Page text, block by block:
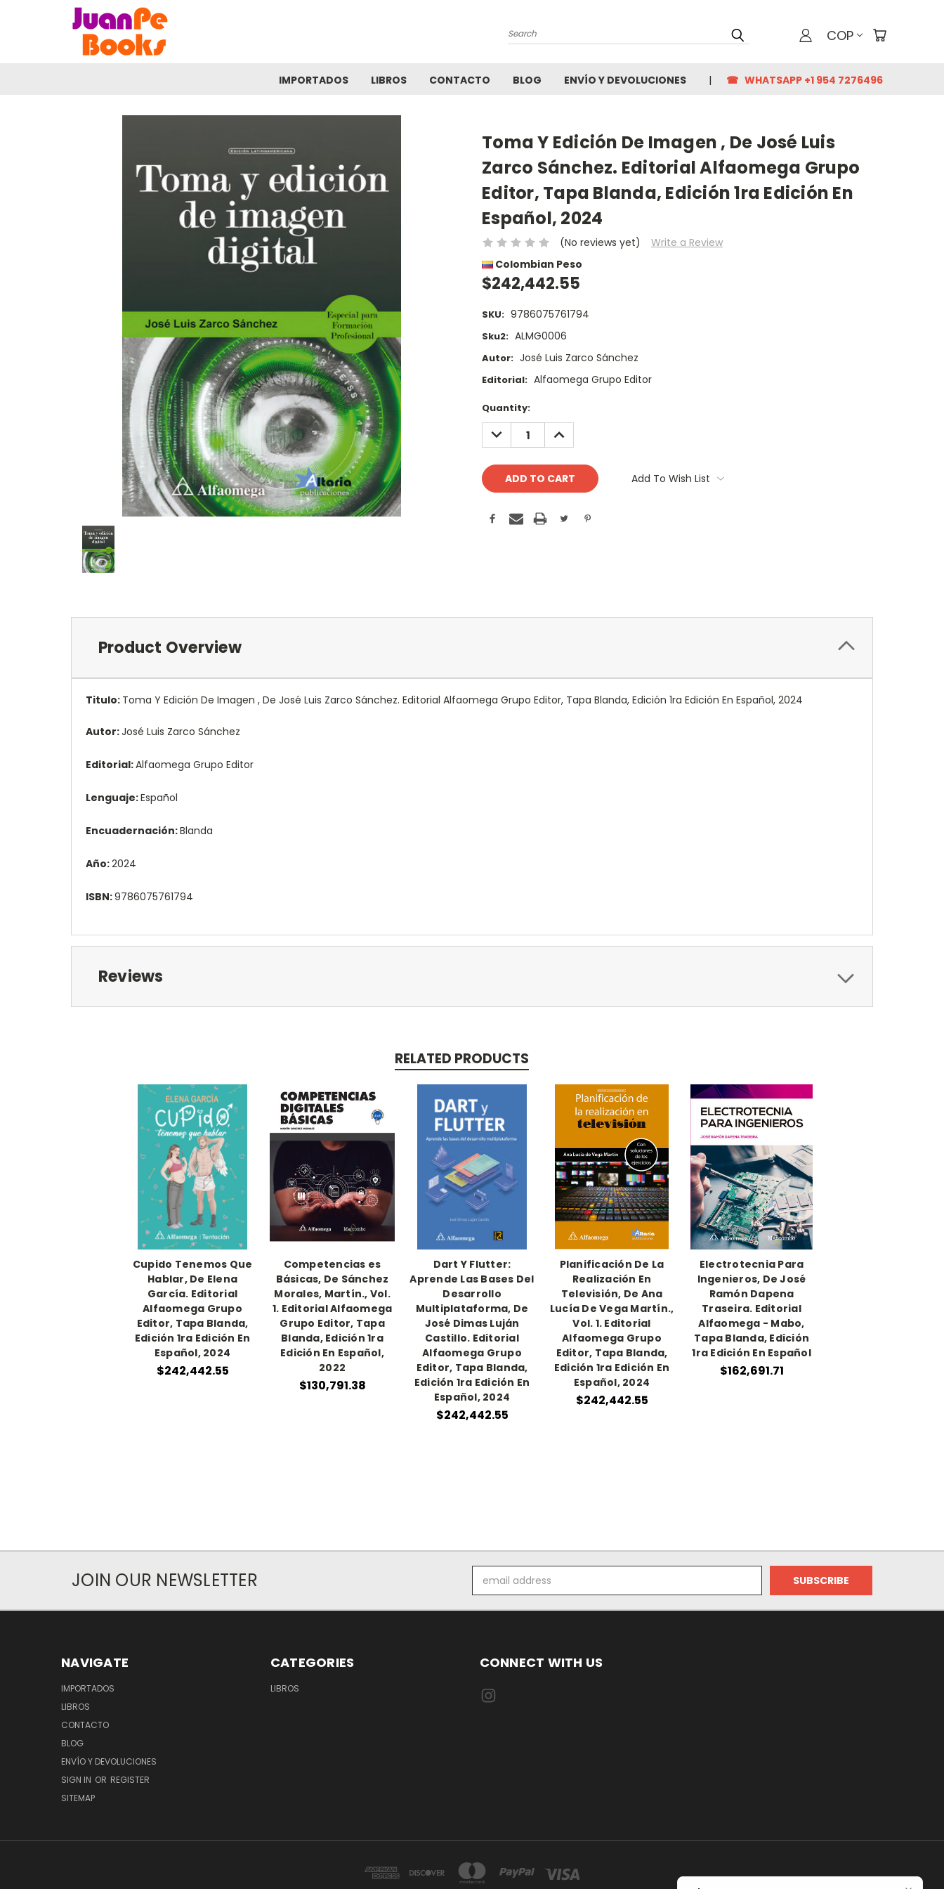
Search COP
IMPORTADOS LIBROS CONTACTO BLOG ENVÍO Y DEVOLUCIONES ☎ WHATSAPP +1 954 7276496
Toma Y Edición De Imagen , De José Luis
Zarco Sánchez. Editorial Alfaomega Grupo
Editor, Tapa Blanda, Edición 1ra Edición En
Español, 2024
(No reviews yet)
Write a Review
Colombian Peso
$242,442.55
SKU: 9786075761794
Sku2: ALMG0006
Autor: José Luis Zarco Sánchez
Editorial: Alfaomega Grupo Editor
Current
Stock:
Quantity:
DECREASE
QUANTITY:
INCREASE
QUANTITY:
Add To Wish List
Product Overview
Titulo: Toma Y Edición De Imagen , De José Luis Zarco Sánchez. Editorial Alfaomega Grupo Editor, Tapa Blanda, Edición 1ra Edición En Español, 2024
Autor:José Luis Zarco Sánchez
Editorial:Alfaomega Grupo Editor
Lenguaje:Español
Encuadernación:Blanda
Año:2024
ISBN:9786075761794
Reviews
RELATED PRODUCTS
Cupido Tenemos Que
Hablar, De Elena
García. Editorial
Alfaomega Grupo
Editor, Tapa Blanda,
Edición 1ra Edición En
Español, 2024
$242,442.55
Competencias es
Básicas, De Sánchez
Morales, Martín., Vol.
1. Editorial Alfaomega
Grupo Editor, Tapa
Blanda, Edición 1ra
Edición En Español,
2022
$130,791.38
Dart Y Flutter:
Aprende Las Bases Del
Desarrollo
Multiplataforma, De
José Dimas Luján
Castillo. Editorial
Alfaomega Grupo
Editor, Tapa Blanda,
Edición 1ra Edición En
Español, 2024
$242,442.55
Planificación De La
Realización En
Televisión, De Ana
Lucía De Vega Martín.,
Vol. 1. Editorial
Alfaomega Grupo
Editor, Tapa Blanda,
Edición 1ra Edición En
Español, 2024
$242,442.55
Electrotecnia Para
Ingenieros, De José
Ramón Dapena
Traseira. Editorial
Alfaomega - Mabo,
Tapa Blanda, Edición
1ra Edición En Español
$162,691.71
JOIN OUR NEWSLETTER
Address
NAVIGATE
IMPORTADOS
LIBROS
CONTACTO
BLOG
ENVÍO Y DEVOLUCIONES
SIGN IN OR REGISTER
SITEMAP
CATEGORIES
LIBROS
CONNECT WITH US